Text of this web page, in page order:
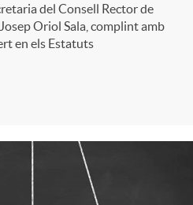
del Consell Rector de
Oriol Sala, complint amb
en els Estatuts